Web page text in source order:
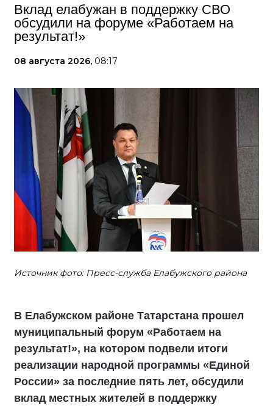
Вклад елабужан в поддержку СВО
обсудили на форуме «Работаем на
результат!»
08 августа 2026, 08:17
Источник фото: Пресс-служба Елабужского района
В Елабужском районе Татарстана прошел
муниципальный форум «Работаем на
результат!», на котором подвели итоги
реализации народной программы «Единой
России» за последние пять лет, обсудили
вклад местных жителей в поддержку